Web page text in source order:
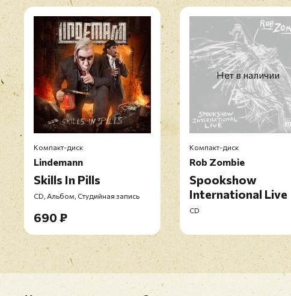
Компакт-диск
Lindemann
Skills In Pills
CD, Альбом, Студийная запись
690 ₽
Нет в наличии
Компакт-диск
Rob Zombie
Spookshow
International Live
CD